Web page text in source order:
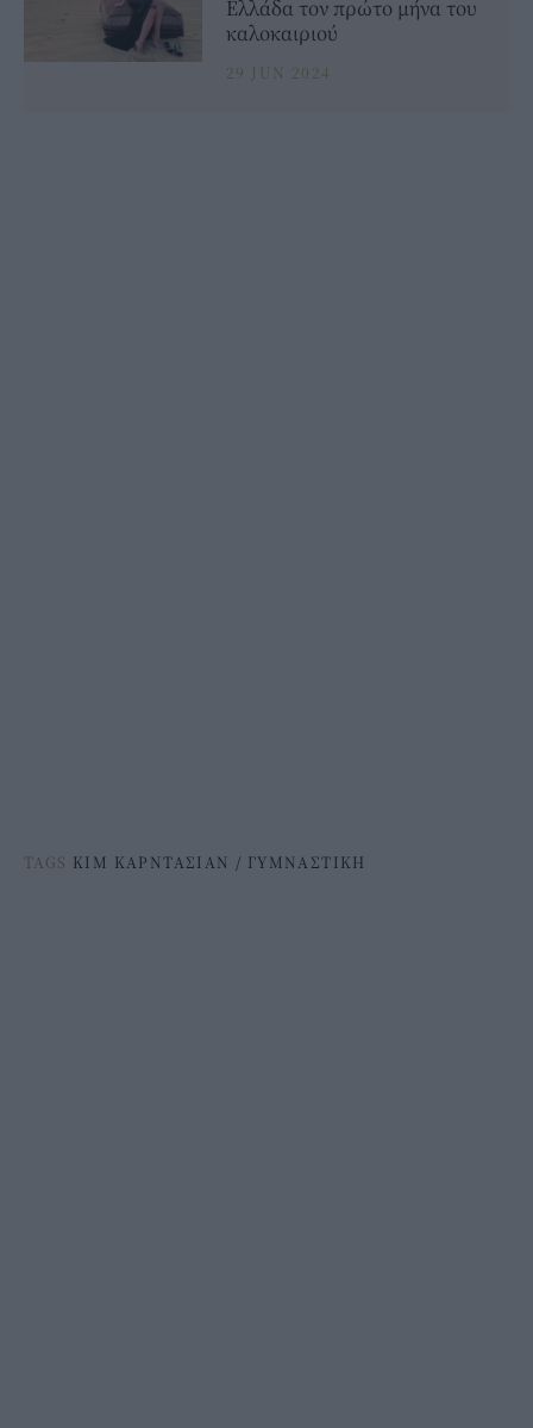
Ελλάδα τον πρώτο μήνα του
καλοκαιριού
29 JUN 2024
TAGS ΚΙΜ ΚΑΡΝΤΑΣΙΑΝ / ΓΥΜΝΑΣΤΙΚΗ